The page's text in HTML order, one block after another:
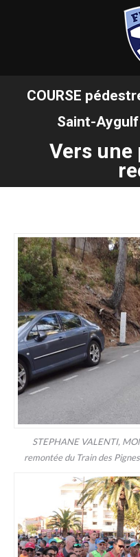
COURSE
Saint-
Vers
STEPHANE VALENTI,
remontée du Train des